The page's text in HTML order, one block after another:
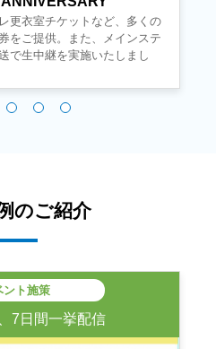
更衣室チケットなど、多くの
をご提供。また、メインステ
で生中継を実施いたしまし
のご紹介
ント施策
7日間一挙配信